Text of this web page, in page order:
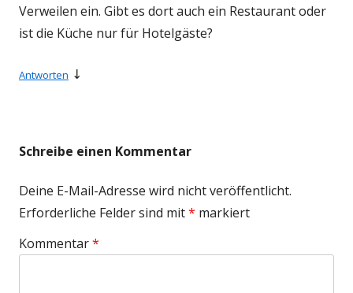
Verweilen ein. Gibt es dort auch ein Restaurant oder
ist die Küche nur für Hotelgäste?
Antworten ↓
Schreibe einen Kommentar
Deine E-Mail-Adresse wird nicht veröffentlicht.
Erforderliche Felder sind mit* markiert
Kommentar*